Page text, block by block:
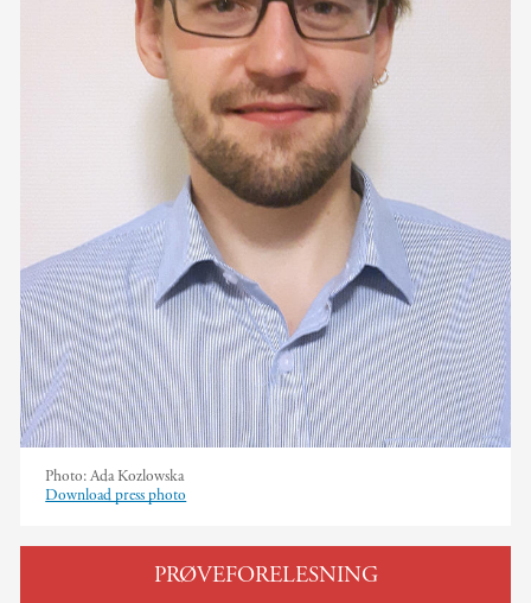
Photo:Ada Kozlowska
Download press photo
PRØVEFORELESNING